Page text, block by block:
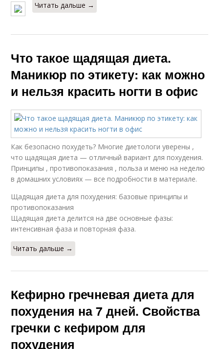
Читать дальше →
Что такое щадящая диета.
Маникюр по этикету: как можно
и нельзя красить ногти в офис
Как безопасно похудеть? Многие диетологи уверены ,
что щадящая диета — отличный вариант для похудения.
Принципы , противопоказания , польза и меню на неделю
в домашних условиях — все подробности в материале.
Щадящая диета для похудения: базовые принципы и
противопоказания
Щадящая диета делится на две основные фазы:
интенсивная фаза и повторная фаза.
Читать дальше →
Кефирно гречневая диета для
похудения на 7 дней. Свойства
гречки с кефиром для
похудения